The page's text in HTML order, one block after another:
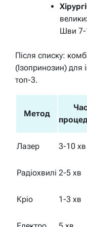
Шви 7-
Після списку:
(Ізопринозин) для
топ-3.
Метод
Лазер 3-10 хв
Радіохвилі 2-5 хв
Кріо 1-3 хв